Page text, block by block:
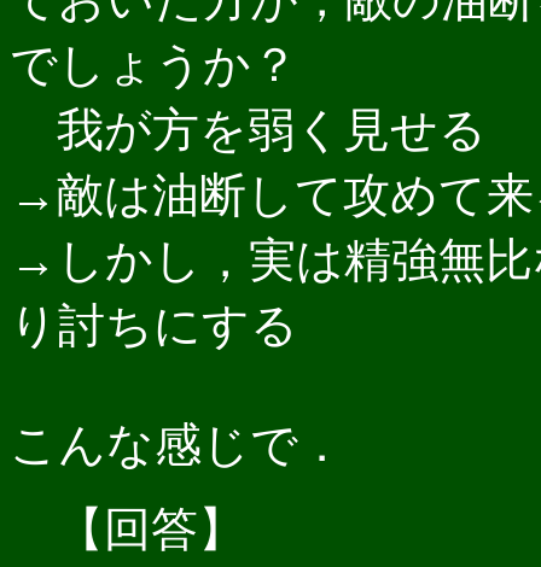
でしょうか？
我が方を弱く見せる
→敵は油断して攻めて
→しかし，実は精強無
り討ちにする
こんな感じで．
【回答】